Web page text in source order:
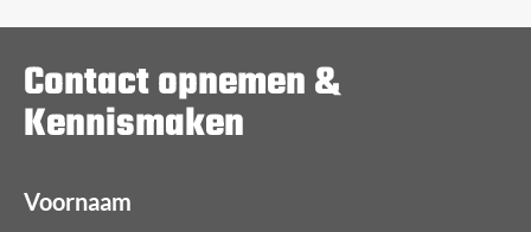
Contact opnemen &
Kennismaken
Voornaam